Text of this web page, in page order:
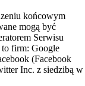
końcowym
mogą być
Serwisu
firm: Google
(Facebook
Inc. z siedzibą w